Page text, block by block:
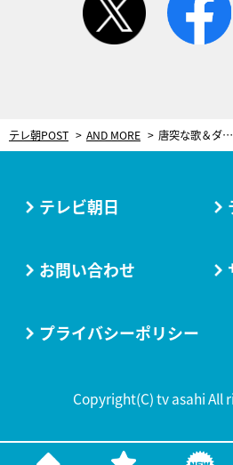
テレ朝POST AND MORE 唐突な歌＆ダンスはおさえめ…日本未上陸、珠玉のインド映画を3本紹介！
テレビ朝日
お問い合わせ
プライバシーポリシー
Copyright(C) tv asahi All